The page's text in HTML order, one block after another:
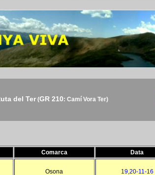
del Ter(GR 210: Camí Vora Ter)
Comarca Data
Osona 19,20-11-16